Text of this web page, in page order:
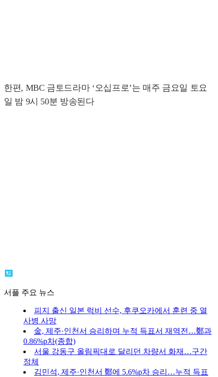
한편, MBC 금토드라마 ‘오십프로’는 매주 금요일 토요
일 밤 9시 50분 방송된다
서플 주요 뉴스
피지 출신 일본 럭비 선수, 후쿠오카에서 훈련 중 열
사병 사망
金, 제주·인천서 승리하며 누적 득표서 재역전…鄭과
0.86%p차(종합)
서울 강동구 올림픽대로 달리던 차량서 화재…구간
정체
김민석, 제주·인천서 鄭에 5.6%p차 승리…누적 득표